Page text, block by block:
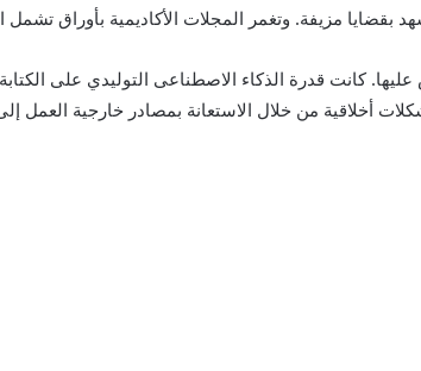
كانت قدرة الذكاء الاصطناعى التوليدي على
أخلاقية من خلال الاستعانة بمصادر خارجية العمل